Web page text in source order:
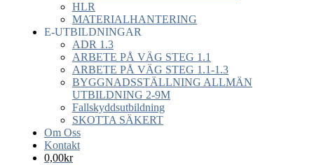
HLR
MATERIALHANTERING
E-UTBILDNINGAR
ADR 1.3
ARBETE PÅ VÄG STEG 1.1
ARBETE PÅ VÄG STEG 1.1-1.3
BYGGNADSSTÄLLNING ALLMÄN
UTBILDNING 2-9M
Fallskyddsutbildning
SKOTTA SÄKERT
Om Oss
Kontakt
0,00kr